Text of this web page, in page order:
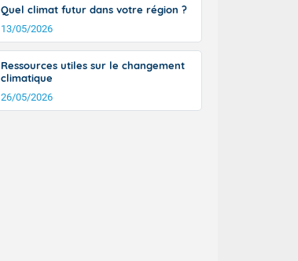
Quel climat futur dans votre région ?
13/05/2026
Ressources utiles sur le changement
climatique
26/05/2026